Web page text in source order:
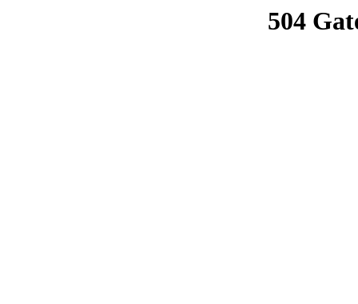
504